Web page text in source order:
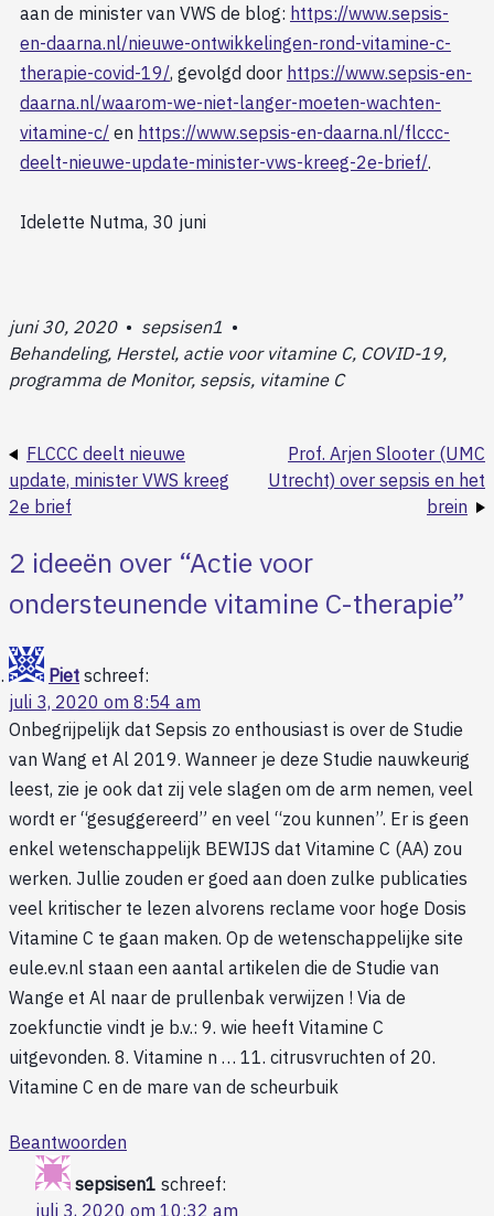
aan de minister van VWS de blog: https://www.sepsis-
en-daarna.nl/nieuwe-ontwikkelingen-rond-vitamine-c-
therapie-covid-19/, gevolgd door https://www.sepsis-en-
daarna.nl/waarom-we-niet-langer-moeten-wachten-
vitamine-c/ en https://www.sepsis-en-daarna.nl/flccc-
deelt-nieuwe-update-minister-vws-kreeg-2e-brief/.
Idelette Nutma, 30 juni
juni 30, 2020 • sepsisen1 •
Behandeling, Herstel, actie voor vitamine C, COVID-19,
programma de Monitor, sepsis, vitamine C
FLCCC deelt nieuwe
update, minister VWS kreeg
2e brief
Prof. Arjen Slooter (UMC
Utrecht) over sepsis en het
brein
2 ideeën over “Actie voor
ondersteunende vitamine C-therapie”
Piet schreef:
juli 3, 2020 om 8:54 am
Onbegrijpelijk dat Sepsis zo enthousiast is over de Studie
van Wang et Al 2019. Wanneer je deze Studie nauwkeurig
leest, zie je ook dat zij vele slagen om de arm nemen, veel
wordt er “gesuggereerd” en veel “zou kunnen”. Er is geen
enkel wetenschappelijk BEWIJS dat Vitamine C (AA) zou
werken. Jullie zouden er goed aan doen zulke publicaties
veel kritischer te lezen alvorens reclame voor hoge Dosis
Vitamine C te gaan maken. Op de wetenschappelijke site
eule.ev.nl staan een aantal artikelen die de Studie van
Wange et Al naar de prullenbak verwijzen ! Via de
zoekfunctie vindt je b.v.: 9. wie heeft Vitamine C
uitgevonden. 8. Vitamine n … 11. citrusvruchten of 20.
Vitamine C en de mare van de scheurbuik
Beantwoorden
sepsisen1 schreef:
juli 3, 2020 om 10:32 am